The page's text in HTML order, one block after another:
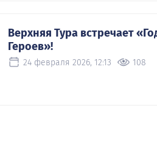
Верхняя Тура встречает
Героев»!
24 февраля 2026, 12:13 108